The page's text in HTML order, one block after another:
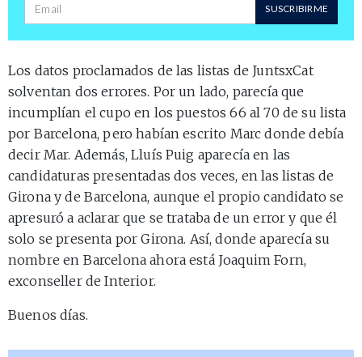
Dirección de correo SUSCRIBIRME
Los datos proclamados de las listas de JuntsxCat
solventan dos errores. Por un lado, parecía que
incumplían el cupo en los puestos 66 al 70 de su lista
por Barcelona, pero habían escrito Marc donde debía
decir Mar. Además, Lluís Puig aparecía en las
candidaturas presentadas dos veces, en las listas de
Girona y de Barcelona, aunque el propio candidato se
apresuró a aclarar que se trataba de un error y que él
solo se presenta por Girona. Así, donde aparecía su
nombre en Barcelona ahora está Joaquim Forn,
exconseller de Interior.
Buenos días.